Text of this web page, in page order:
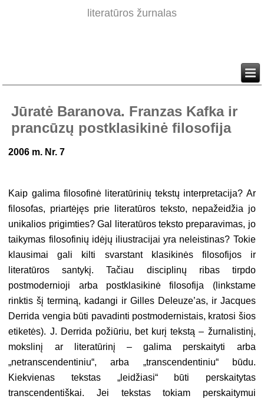
literatūros žurnalas
Jūratė Baranova. Franzas Kafka ir
prancūzų postklasikinė filosofija
2006 m. Nr. 7
Kaip galima filosofinė literatūrinių tekstų interpretacija? Ar
filosofas, priartėjęs prie literatūros teksto, nepažeidžia jo
unikalios prigimties? Gal literatūros teksto preparavimas, jo
taikymas filosofinių idėjų iliustracijai yra neleistinas? Tokie
klausimai gali kilti svarstant klasikinės filosofijos ir
literatūros santykį. Tačiau disciplinų ribas tirpdo
postmodernioji arba postklasikinė filosofija (linkstame
rinktis šį terminą, kadangi ir Gilles Deleuze’as, ir Jacques
Derrida vengia būti pavadinti postmodernistais, kratosi šios
etiketės). J. Derrida požiūriu, bet kurį tekstą – žurnalistinį,
mokslinį ar literatūrinį – galima perskaityti arba
„netranscendentiniu“, arba „transcendentiniu“ būdu.
Kiekvienas tekstas „leidžiasi“ būti perskaitytas
transcendentiškai. Jei tekstas tokiam perskaitymui